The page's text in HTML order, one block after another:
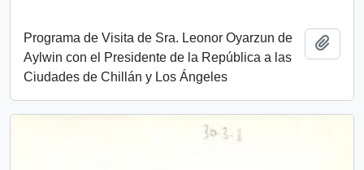
Programa de Visita de Sra. Leonor Oyarzun de
Aylwin con el Presidente de la República a las
Ciudades de Chillán y Los Ángeles